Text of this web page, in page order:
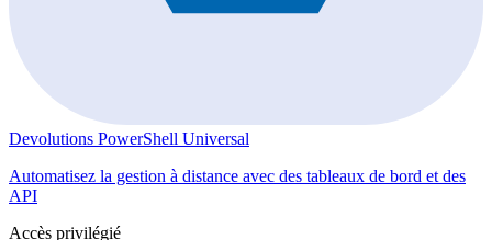
Devolutions PowerShell Universal
Automatisez la gestion à distance avec des tableaux de bord et des
API
Accès privilégié